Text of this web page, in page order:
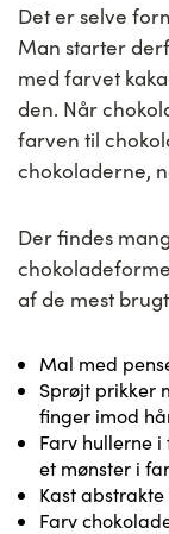
Det er selve
Man starter
med farvet
den. Når
farven til
chokoladerne,
Der findes
af de mest
Mal med
Sprøjt prikker
finger imod
Farv hullerne
et mønster i
Kast
Farv